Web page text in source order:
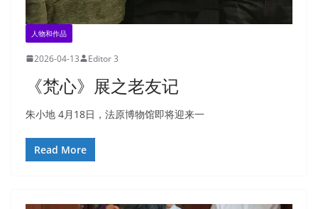
人物和作品
2026-04-13 Editor 3
《梵心》展之老友记
朱小地 4月18日，法原博物馆即将迎来一
Read More